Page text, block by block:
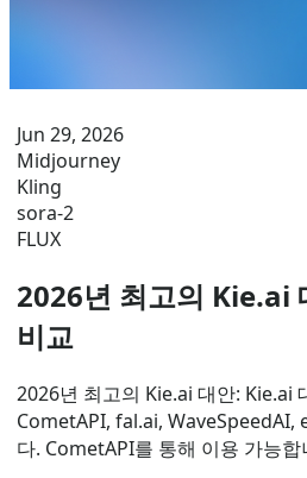
Jun 29, 2026
Midjourney
Kling
sora-2
FLUX
2026년 최고의 Kie.ai
비교
2026년 최고의 Kie.ai 대안: Kie.ai
CometAPI, fal.ai, WaveSpeedAI,
다. CometAPI를 통해 이용 가능합